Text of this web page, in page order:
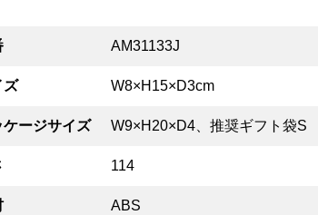
AM31133J
ズ W8×H15×D3cm
ケージサイズ W9×H20×D4、推奨ギフト袋S
114
ABS